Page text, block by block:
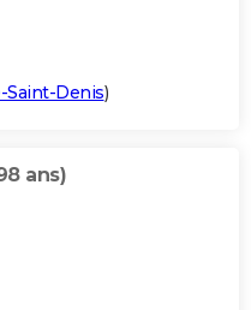
Saint-Denis)
ans)